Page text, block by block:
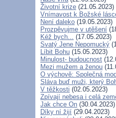
Životní krize (21.05.2023)
Vnímavost k Božské
Není daleko (19.05.2023)
Prozpěvujme v utěšení
Kéž bych... (17.05.2023)
Svatý Jene Nepomucký
Líbit Bohu (15.05.2023)
Minulost- budoucnost
Mezi mužem a ženou
O výchově: Společná
Sláva buď muži, který
V těžkosti (02.05.2023)
Zpívají nebesa i celá
Jak chce On (30.04.2023)
Díky ní žijí (29.04.2023)